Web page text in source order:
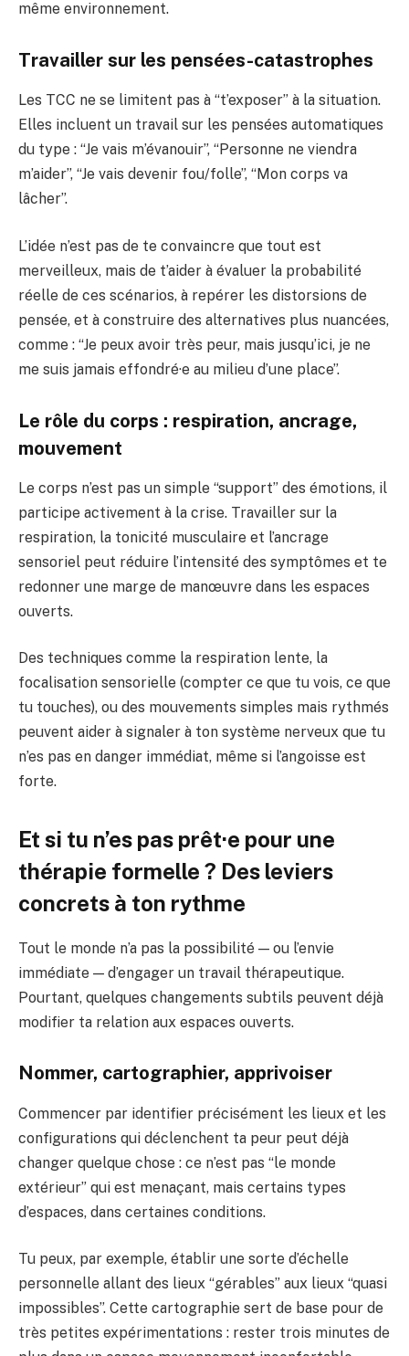
même environnement.
Travailler sur les pensées-catastrophes
Les TCC ne se limitent pas à “t’exposer” à la situation.
Elles incluent un travail sur les pensées automatiques
du type : “Je vais m’évanouir”, “Personne ne viendra
m’aider”, “Je vais devenir fou/folle”, “Mon corps va
lâcher”.
L’idée n’est pas de te convaincre que tout est
merveilleux, mais de t’aider à évaluer la probabilité
réelle de ces scénarios, à repérer les distorsions de
pensée, et à construire des alternatives plus nuancées,
comme : “Je peux avoir très peur, mais jusqu’ici, je ne
me suis jamais effondré·e au milieu d’une place”.
Le rôle du corps : respiration, ancrage,
mouvement
Le corps n’est pas un simple “support” des émotions, il
participe activement à la crise. Travailler sur la
respiration, la tonicité musculaire et l’ancrage
sensoriel peut réduire l’intensité des symptômes et te
redonner une marge de manœuvre dans les espaces
ouverts.
Des techniques comme la respiration lente, la
focalisation sensorielle (compter ce que tu vois, ce que
tu touches), ou des mouvements simples mais rythmés
peuvent aider à signaler à ton système nerveux que tu
n’es pas en danger immédiat, même si l’angoisse est
forte.
Et si tu n’es pas prêt·e pour une
thérapie formelle ? Des leviers
concrets à ton rythme
Tout le monde n’a pas la possibilité — ou l’envie
immédiate — d’engager un travail thérapeutique.
Pourtant, quelques changements subtils peuvent déjà
modifier ta relation aux espaces ouverts.
Nommer, cartographier, apprivoiser
Commencer par identifier précisément les lieux et les
configurations qui déclenchent ta peur peut déjà
changer quelque chose : ce n’est pas “le monde
extérieur” qui est menaçant, mais certains types
d’espaces, dans certaines conditions.
Tu peux, par exemple, établir une sorte d’échelle
personnelle allant des lieux “gérables” aux lieux “quasi
impossibles”. Cette cartographie sert de base pour de
très petites expérimentations : rester trois minutes de